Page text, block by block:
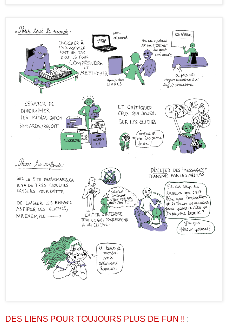
DES LIENS POUR TOUJOURS PLUS DE FUN !! :